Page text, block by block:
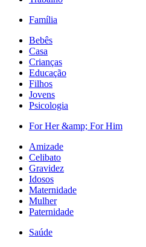
Família
Bebês
Casa
Crianças
Educação
Filhos
Jovens
Psicologia
For Her &amp; For Him
Amizade
Celibato
Gravidez
Idosos
Maternidade
Mulher
Paternidade
Saúde